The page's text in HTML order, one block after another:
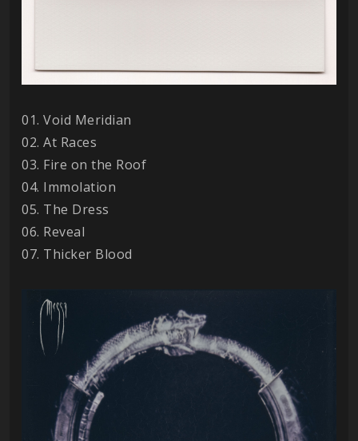
01. Void Meridian
02. At Races
03. Fire on the Roof
04. Immolation
05. The Dress
06. Reveal
07. Thicker Blood